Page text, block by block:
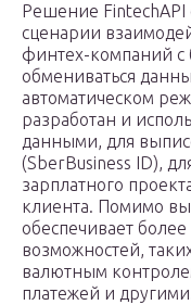
Решение FintechAPI
сценарии
финтех-компаний с
обмениваться
автоматическом
разработан и
данными, для
(SberBusiness ID),
зарплатного
клиента. Помимо
обеспечивает
возможностей,
валютным
платежей и